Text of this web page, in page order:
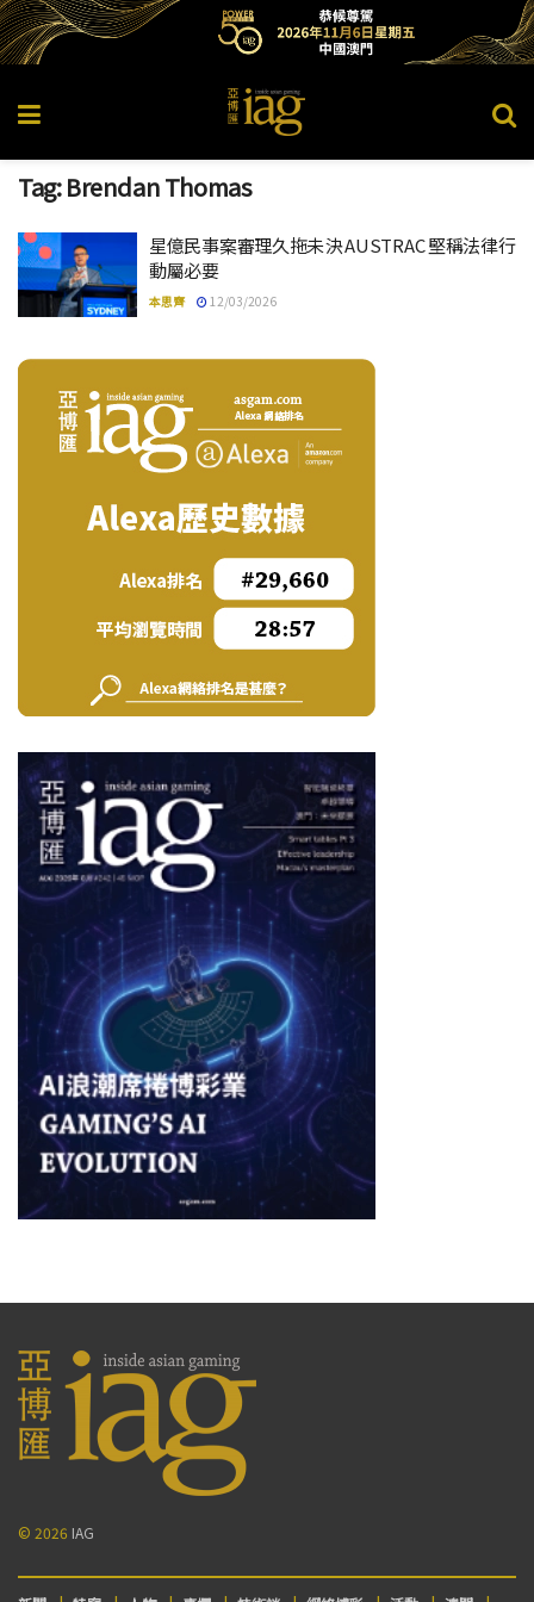
Tag:Brendan Thomas
星億民事案審理久拖未決 AUSTRAC 堅稱法律行
動屬必要
本思齊 12/03/2026
© 2026 IAG